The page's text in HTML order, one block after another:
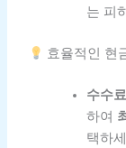
는 피
효율적인 현
수수
하여
택하